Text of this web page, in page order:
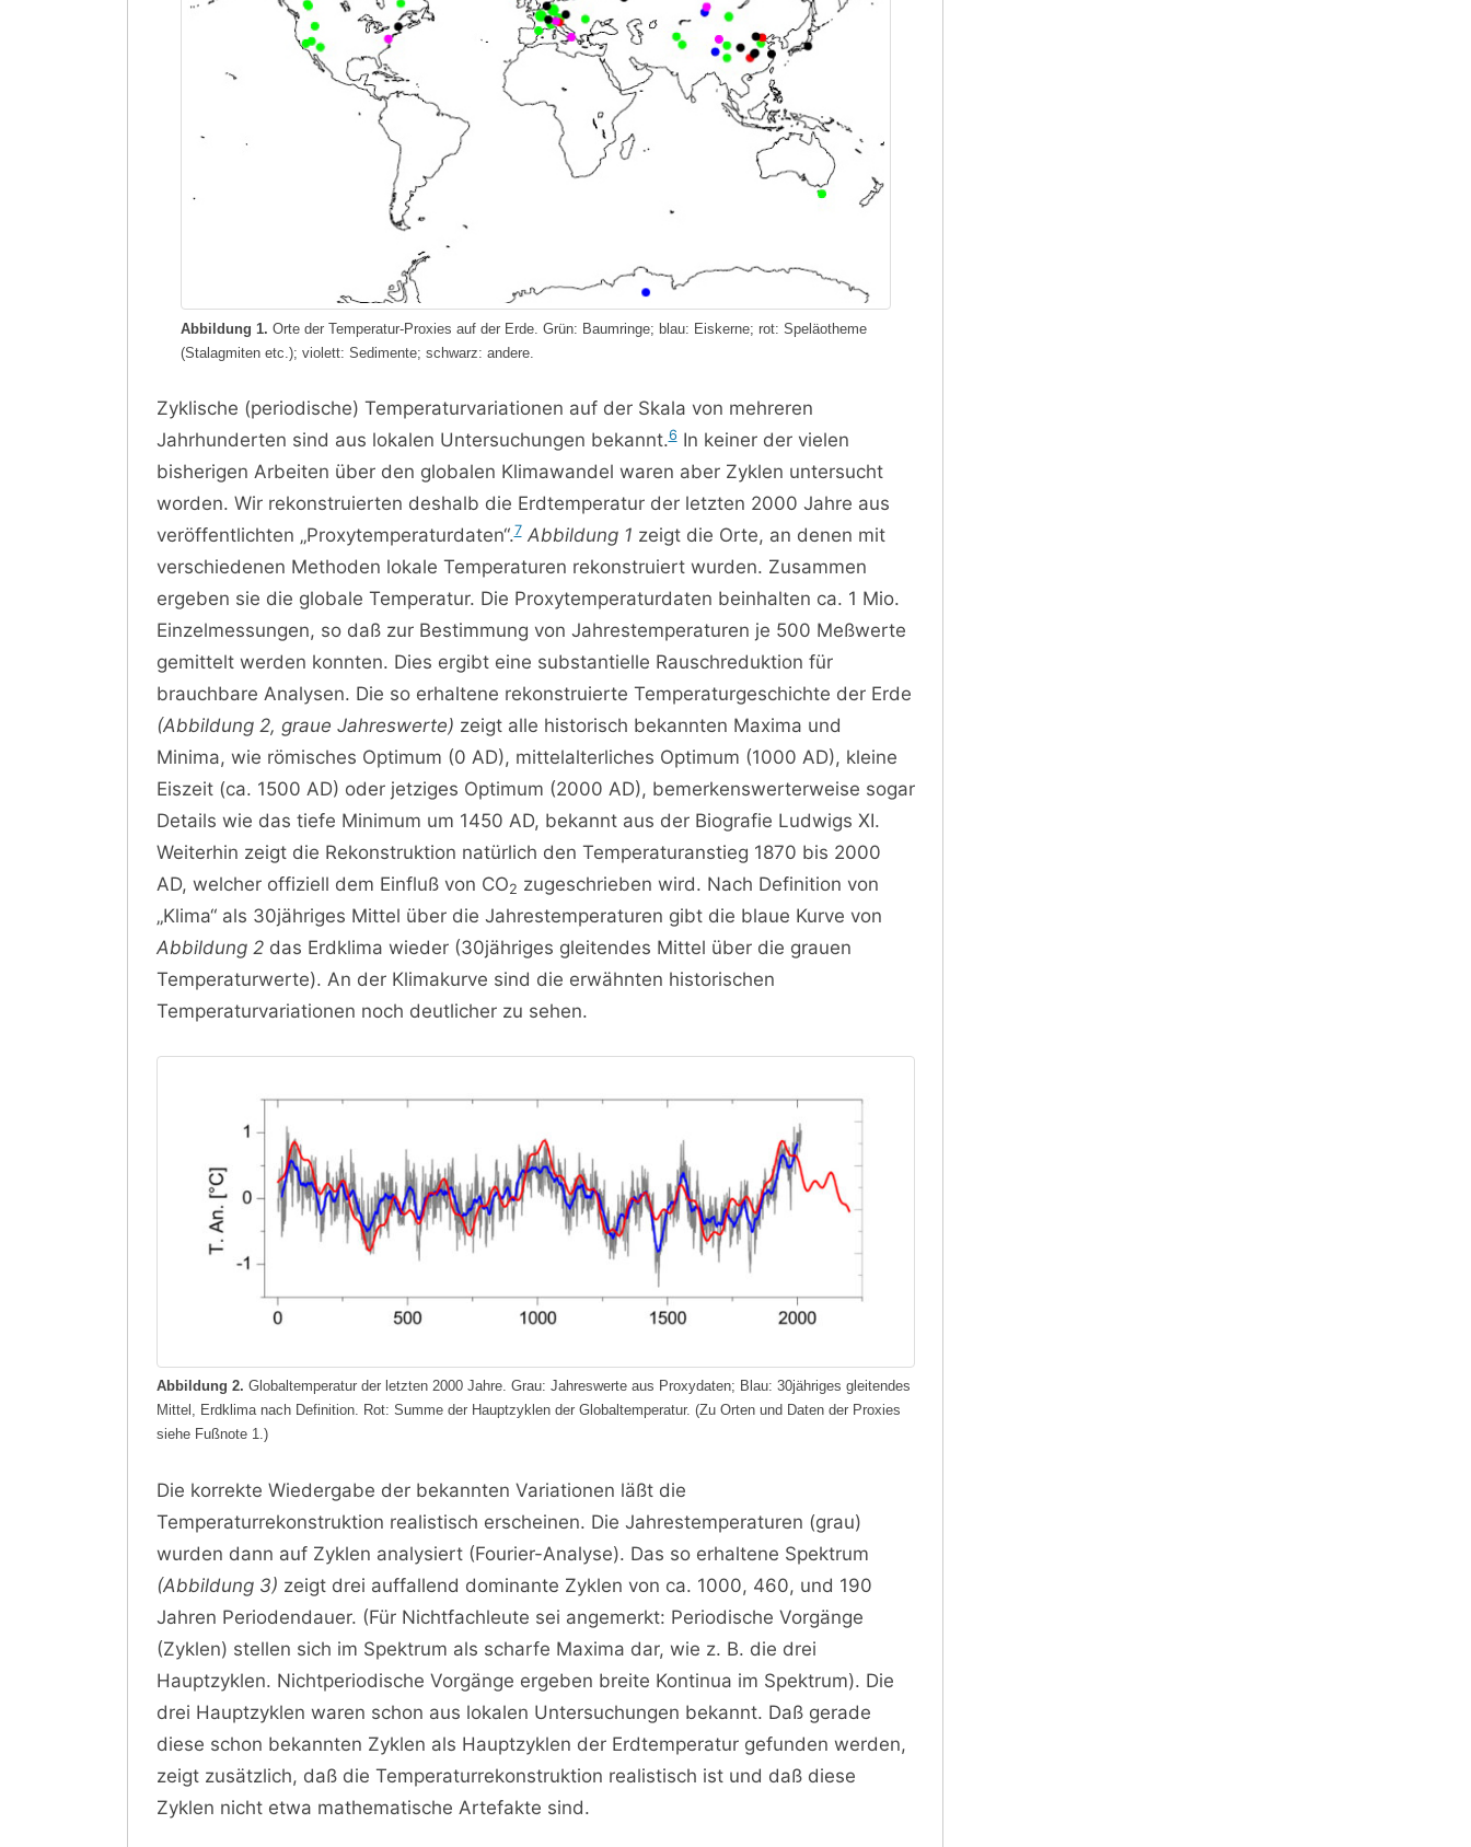
Abbildung 1. Orte der Temperatur-Proxies auf der Erde. Grün: Baumringe; blau: Eiskerne; rot: Speläotheme
(Stalagmiten etc.); violett: Sedimente; schwarz: andere.
Zyklische (periodische) Temperaturvariationen auf der Skala von mehreren
Jahrhunderten sind aus lokalen Untersuchungen bekannt.6In keiner der vielen
bisherigen Arbeiten über den globalen Klimawandel waren aber Zyklen untersucht
worden. Wir rekonstruierten deshalb die Erdtemperatur der letzten 2000 Jahre aus
veröffentlichten „Proxytemperaturdaten“.7 Abbildung 1 zeigt die Orte, an denen mit
verschiedenen Methoden lokale Temperaturen rekonstruiert wurden. Zusammen
ergeben sie die globale Temperatur. Die Proxytemperaturdaten beinhalten ca. 1 Mio.
Einzelmessungen, so daß zur Bestimmung von Jahrestemperaturen je 500 Meßwerte
gemittelt werden konnten. Dies ergibt eine substantielle Rauschreduktion für
brauchbare Analysen. Die so erhaltene rekonstruierte Temperaturgeschichte der Erde
(Abbildung 2, graue Jahreswerte) zeigt alle historisch bekannten Maxima und
Minima, wie römisches Optimum (0 AD), mittelalterliches Optimum (1000 AD), kleine
Eiszeit (ca. 1500 AD) oder jetziges Optimum (2000 AD), bemerkenswerterweise sogar
Details wie das tiefe Minimum um 1450 AD, bekannt aus der Biografie Ludwigs XI.
Weiterhin zeigt die Rekonstruktion natürlich den Temperaturanstieg 1870 bis 2000
AD, welcher offiziell dem Einfluß von CO2 zugeschrieben wird. Nach Definition von
„Klima“ als 30jähriges Mittel über die Jahrestemperaturen gibt die blaue Kurve von
Abbildung 2das Erdklima wieder (30jähriges gleitendes Mittel über die grauen
Temperaturwerte). An der Klimakurve sind die erwähnten historischen
Temperaturvariationen noch deutlicher zu sehen.
Abbildung 2. Globaltemperatur der letzten 2000 Jahre. Grau: Jahreswerte aus Proxydaten; Blau: 30jähriges gleitendes
Mittel, Erdklima nach Definition. Rot: Summe der Hauptzyklen der Globaltemperatur. (Zu Orten und Daten der Proxies
siehe Fußnote 1.)
Die korrekte Wiedergabe der bekannten Variationen läßt die
Temperaturrekonstruktion realistisch erscheinen. Die Jahrestemperaturen (grau)
wurden dann auf Zyklen analysiert (Fourier-Analyse). Das so erhaltene Spektrum
(Abbildung 3) zeigt drei auffallend dominante Zyklen von ca. 1000, 460, und 190
Jahren Periodendauer. (Für Nichtfachleute sei angemerkt: Periodische Vorgänge
(Zyklen) stellen sich im Spektrum als scharfe Maxima dar, wie z. B. die drei
Hauptzyklen. Nichtperiodische Vorgänge ergeben breite Kontinua im Spektrum). Die
drei Hauptzyklen waren schon aus lokalen Untersuchungen bekannt. Daß gerade
diese schon bekannten Zyklen als Hauptzyklen der Erdtemperatur gefunden werden,
zeigt zusätzlich, daß die Temperaturrekonstruktion realistisch ist und daß diese
Zyklen nicht etwa mathematische Artefakte sind.